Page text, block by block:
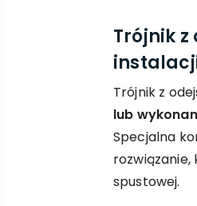
Trójnik
Trójnik z
lub
Specjalna
spustowej.